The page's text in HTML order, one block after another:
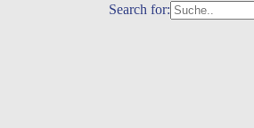
Search for: